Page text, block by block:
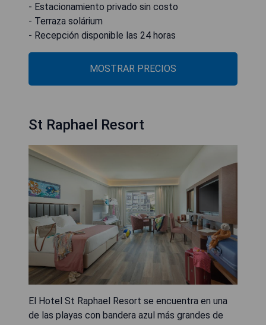
- Estacionamiento privado sin costo
- Terraza solárium
- Recepción disponible las 24 horas
MOSTRAR PRECIOS
St Raphael Resort
El Hotel St Raphael Resort se encuentra en una
de las playas con bandera azul más grandes de